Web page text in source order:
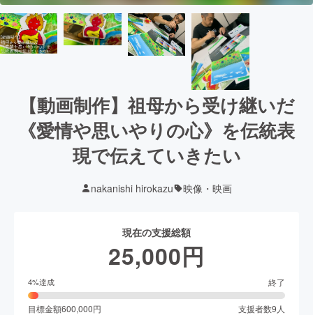
【動画制作】祖母から受け継いだ
《愛情や思いやりの心》を伝統表
現で伝えていきたい
nakanishi hirokazu 映像・映画
現在の支援総額
25,000円
4%達成 終了
目標金額600,000円 支援者数9 人